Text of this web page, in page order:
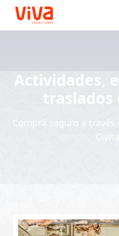
Actividades,
traslados
Comprá seguro a